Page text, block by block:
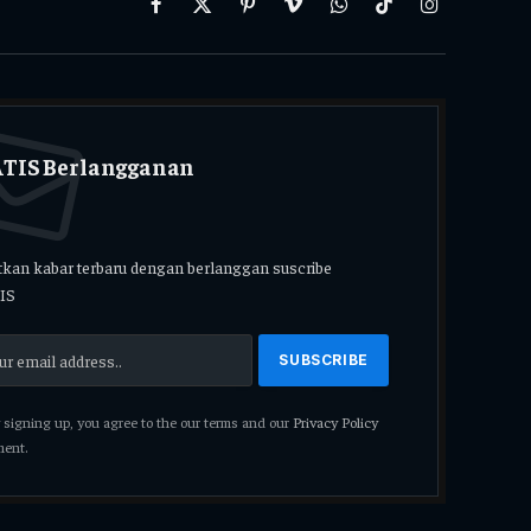
Facebook
X
PinterestVimeoWhatsAppTikTokInstagram
Berlangganan
kabar terbaru dengan berlanggan suscribe
up, you agree to the our terms and our Privacy Policy